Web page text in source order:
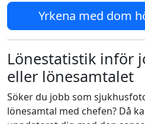
Yrkena med dom
Lönestatistik inför
eller lönesamtalet
Söker du jobb som
lönesamtal med chefen? Då